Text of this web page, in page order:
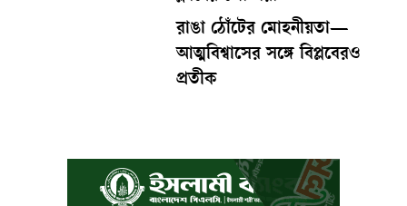
রাঙা ঠোঁটের মোহনীয়তা—
আত্মবিশ্বাসের সঙ্গে বিপ্লবেরও
প্রতীক